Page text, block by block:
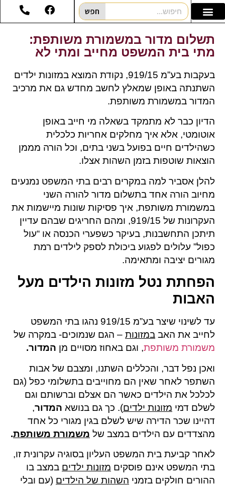
חפש
תשלום מדור במשמורת משותפת:
מתי בית המשפט מחייב ומתי לא
בעקבות בע”מ 919/15, נקודת המוצא במזונות ילדים
השתנתה באופן שמאלץ לחשב מחדש גם את מרכיב
המדור במשמורת משותפת.
הדיון כבר לא מתמקד בשאלה מי חייב באופן
אוטומטי, אלא איך מחלקים אחריות כלכלית
כשהילדים חיים בפועל בשני בתים, וכל הורה מממן
הוצאות שוטפות בזמן השהות אצלו.
להלן אסביר למה במקרים רבים בתי המשפט נמנעים
מחיוב הורה אחד בתשלום מדור להורה השני
במשמורת משותפת, איך פסיקות שונות מיישמות את
העקרונות של 919/15, ומהם החריגים שבהם עדיין
תיתכן התחשבנות, בעיקר כשפערי הכנסה או “עול
כפול” עלולים לפגוע ביכולת לספק לילדים רמת
מגורים יציבה ומתאימה.
הפחתת נטל מזונות הילדים מעל
האבות
עד לשינוי שיצר בע”מ 919/15 נהגו בתי המשפט
לחייב את האב במזונות – הגם שנמוכים- במקרה של
משמורת משותפת, וגם באחוז מסויים מן המדור.
ואכן נפל דבר, והכללים השתנו, ומצבם של אבות
השתפר לאחר שאין הם מחוייבים בתשלומי כפל (גם
לכלכל את הילדים כאשר הם אצלם וברשותם וגם
לשלם דמי מזונות ילדים). כך גם בנושא המדור,
דהיינו שכר הדירה שיש לשלם בגין מגורי כל אחד
מהצדדים עם הילדים במצב של משמורת משותפת.
לאחר קביעת בית המשפט העליון בסוגיה עקרונית זו,
בתי המשפט אינם פוסקים מזונות ילדים במצב בו
ההורים חולקים בזמני השהות של הילדים (עם ובלי